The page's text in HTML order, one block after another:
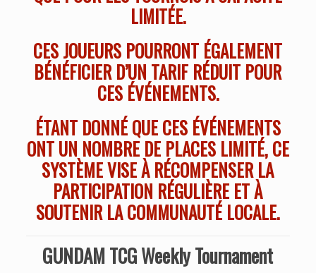
LIMITÉE.
CES JOUEURS POURRONT ÉGALEMENT
BÉNÉFICIER D’UN TARIF RÉDUIT POUR
CES ÉVÉNEMENTS.
ÉTANT DONNÉ QUE CES ÉVÉNEMENTS
ONT UN NOMBRE DE PLACES LIMITÉ, CE
SYSTÈME VISE À RÉCOMPENSER LA
PARTICIPATION RÉGULIÈRE ET À
SOUTENIR LA COMMUNAUTÉ LOCALE.
GUNDAM TCG Weekly Tournament